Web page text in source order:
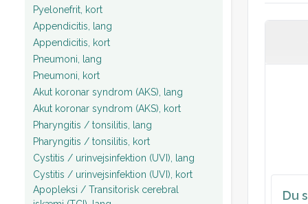
Pyelonefrit, kort
Appendicitis, lang
Appendicitis, kort
Pneumoni, lang
Pneumoni, kort
Akut koronar syndrom (AKS), lang
Akut koronar syndrom (AKS), kort
Pharyngitis / tonsilitis, lang
Pharyngitis / tonsilitis, kort
Cystitis / urinvejsinfektion (UVI), lang
Cystitis / urinvejsinfektion (UVI), kort
Apopleksi / Transitorisk cerebral
Du